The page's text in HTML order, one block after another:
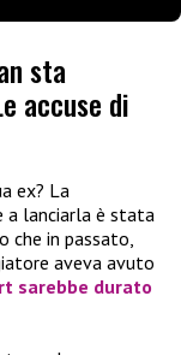
sta
accuse di
ex? La
a lanciarla è stata
che in passato,
aveva avuto
sarebbe durato